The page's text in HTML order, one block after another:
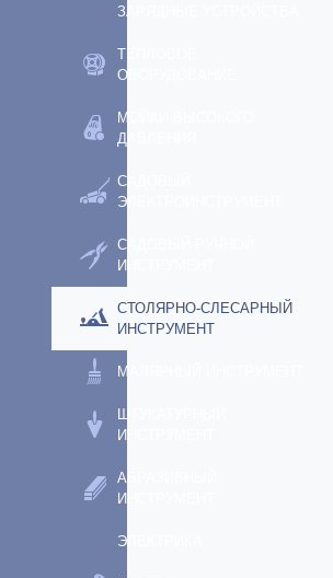
ЗАРЯДНЫЕ УСТРОЙСТВА
ТЕПЛОВОЕ
ОБОРУДОВАНИЕ
МОЙКИ ВЫСОКОГО
ДАВЛЕНИЯ
САДОВЫЙ
ЭЛЕКТРОИНСТРУМЕНТ
САДОВЫЙ РУЧНОЙ
ИНСТРУМЕНТ
СТОЛЯРНО-СЛЕСАРНЫЙ
ИНСТРУМЕНТ
МАЛЯРНЫЙ ИНСТРУМЕНТ
ШТУКАТУРНЫЙ
ИНСТРУМЕНТ
АБРАЗИВНЫЙ
ИНСТРУМЕНТ
ЭЛЕКТРИКА